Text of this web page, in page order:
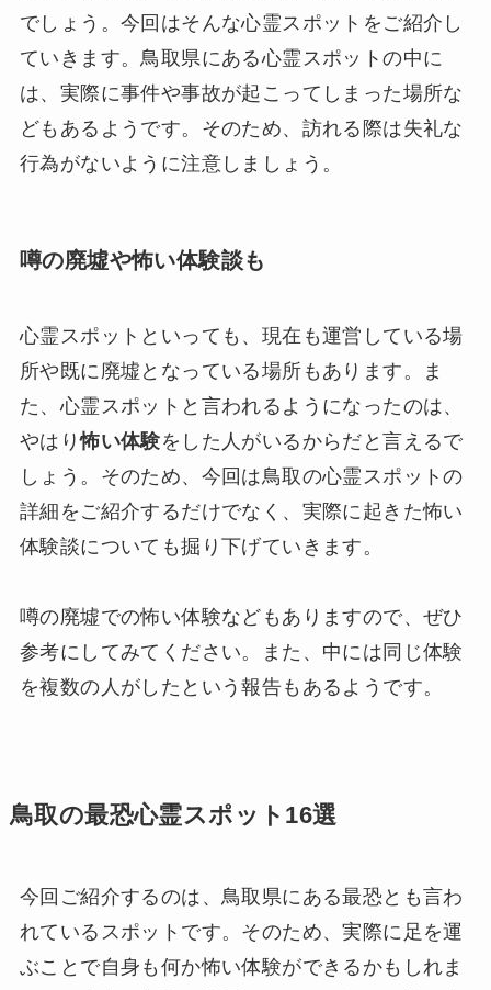
でしょう。今回はそんな心霊スポットをご紹介し
ていきます。鳥取県にある心霊スポットの中に
は、実際に事件や事故が起こってしまった場所な
どもあるようです。そのため、訪れる際は失礼な
行為がないように注意しましょう。
噂の廃墟や怖い体験談も
心霊スポットといっても、現在も運営している場
所や既に廃墟となっている場所もあります。ま
た、心霊スポットと言われるようになったのは、
やはり怖い体験をした人がいるからだと言えるで
しょう。そのため、今回は鳥取の心霊スポットの
詳細をご紹介するだけでなく、実際に起きた怖い
体験談についても掘り下げていきます。
噂の廃墟での怖い体験などもありますので、ぜひ
参考にしてみてください。また、中には同じ体験
を複数の人がしたという報告もあるようです。
鳥取の最恐心霊スポット16選
今回ご紹介するのは、鳥取県にある最恐とも言わ
れているスポットです。そのため、実際に足を運
ぶことで自身も何か怖い体験ができるかもしれま